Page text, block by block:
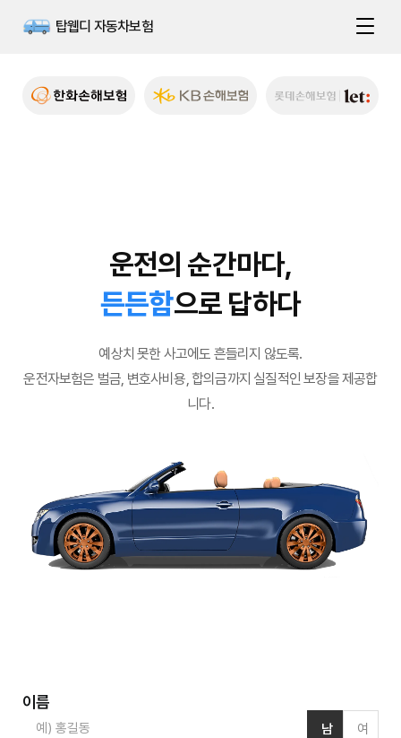
탑웹디 자동차보험
운전의 순간마다,
든든함으로 답하다
예상치 못한 사고에도 흔들리지 않도록.
운전자보험은 벌금, 변호사비용, 합의금까지 실질적인 보장을 제공합
니다.
이름
남 여